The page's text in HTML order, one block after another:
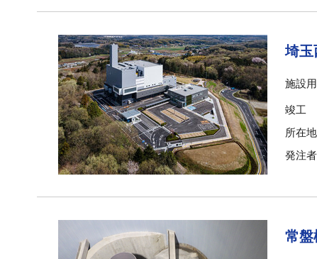
埼玉
施設
竣工
所在地
発注者
常盤